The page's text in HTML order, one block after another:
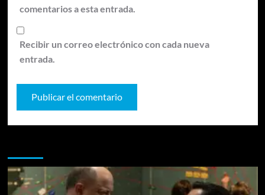
comentarios a esta entrada.
Recibir un correo electrónico con cada nueva
entrada.